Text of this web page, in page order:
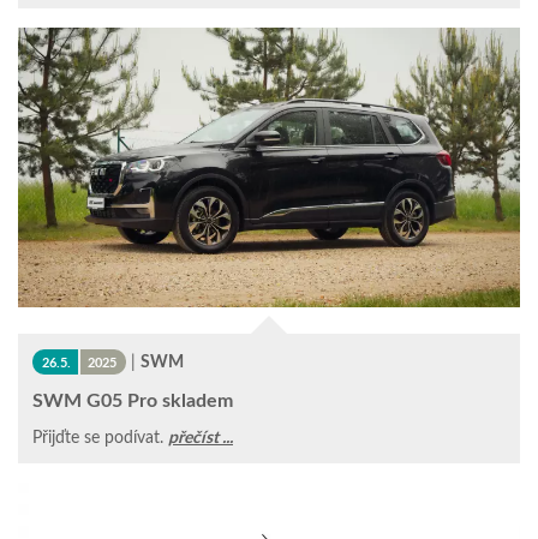
26.5. 2025 | SWM
SWM G05 Pro skladem
Přijďte se podívat. přečíst ...